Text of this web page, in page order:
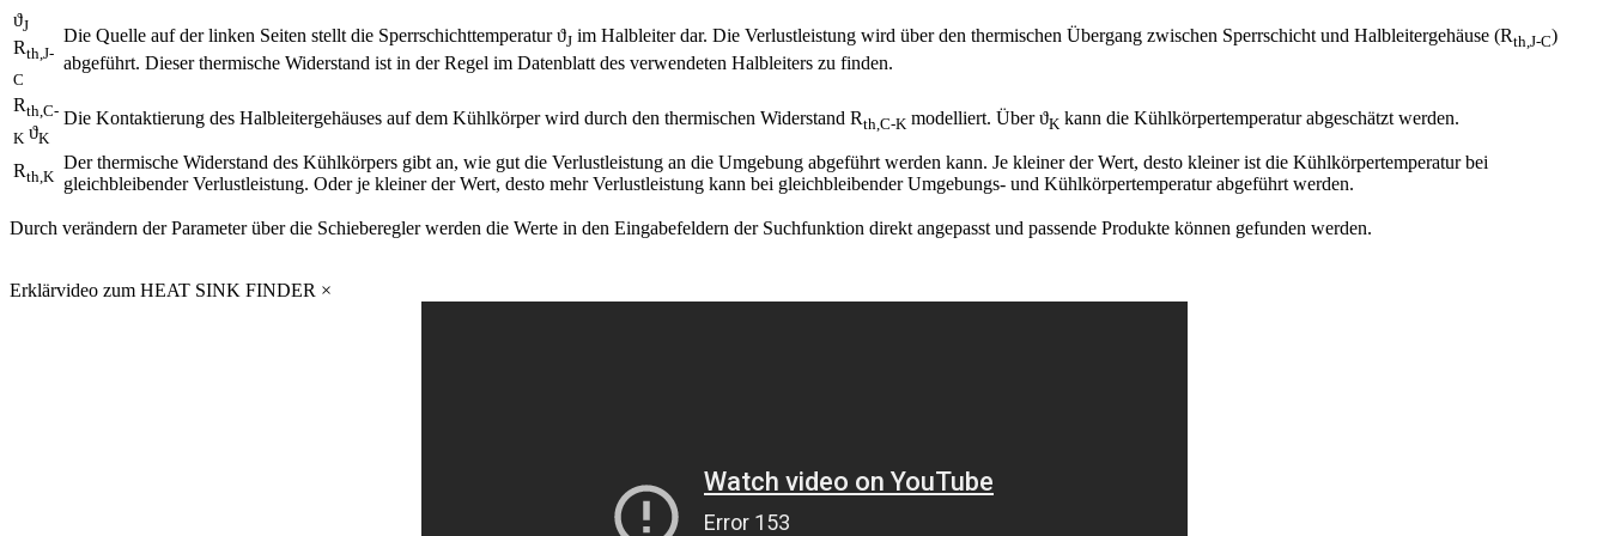
ϑJ
Rth,J-
C
Die Quelle auf der linken Seiten stellt die Sperrschichttemperatur ϑJ im Halbleiter dar. Die Verlustleistung wird über den thermischen Übergang zwischen Sperrschicht und Halbleitergehäuse (Rth,J-C)
abgeführt. Dieser thermische Widerstand ist in der Regel im Datenblatt des verwendeten Halbleiters zu finden.
Rth,C-
K ϑK
Die Kontaktierung des Halbleitergehäuses auf dem Kühlkörper wird durch den thermischen Widerstand Rth,C-K modelliert. Über ϑK kann die Kühlkörpertemperatur abgeschätzt werden.
Rth,K
Der thermische Widerstand des Kühlkörpers gibt an, wie gut die Verlustleistung an die Umgebung abgeführt werden kann. Je kleiner der Wert, desto kleiner ist die Kühlkörpertemperatur bei
gleichbleibender Verlustleistung. Oder je kleiner der Wert, desto mehr Verlustleistung kann bei gleichbleibender Umgebungs- und Kühlkörpertemperatur abgeführt werden.
Durch verändern der Parameter über die Schieberegler werden die Werte in den Eingabefeldern der Suchfunktion direkt angepasst und passende Produkte können gefunden werden.
Erklärvideo zum HEAT SINK FINDER ×